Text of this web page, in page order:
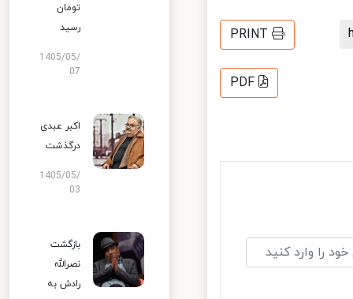
PRINT
PDF
تومان
رسید
1405/05/
07
اکبر عبدی
درگذشت
1405/05/
03
بازگشت
نصرالله
رادش به